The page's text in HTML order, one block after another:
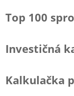
Top 100
Investičná
Kalkulačka